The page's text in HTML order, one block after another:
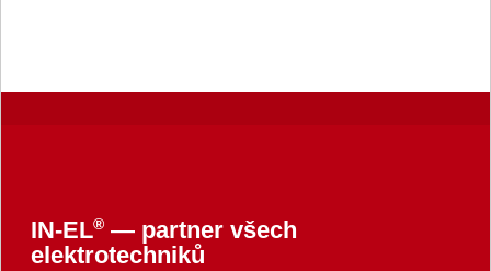
IN-EL®— partner všech
elektrotechniků